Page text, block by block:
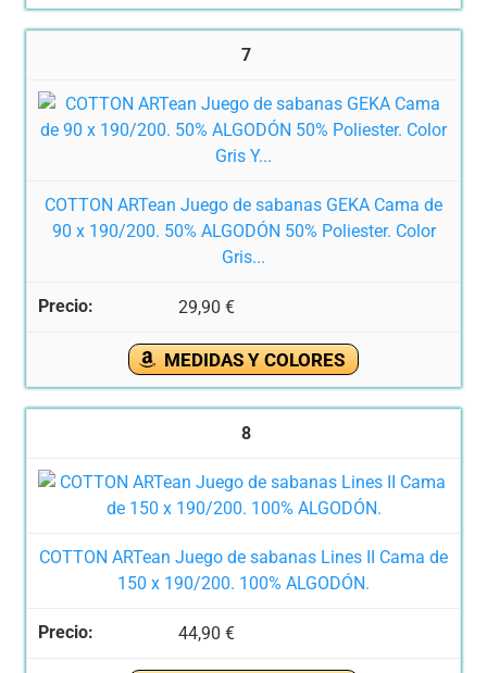
7
COTTON ARTean Juego de sabanas GEKA Cama de
90 x 190/200. 50% ALGODÓN 50% Poliester. Color
Gris...
29,90 €
MEDIDAS Y COLORES
8
COTTON ARTean Juego de sabanas Lines II Cama de
150 x 190/200. 100% ALGODÓN.
44,90 €